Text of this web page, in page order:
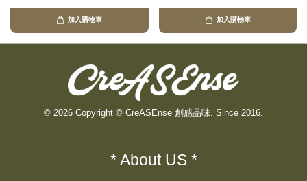
加入購物車 加入購物車
© 2026 Copyright © CreASEnse 創感品味. Since 2016.
* About US *